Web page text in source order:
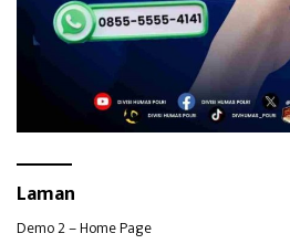
Laman
Demo 2 – Home Page